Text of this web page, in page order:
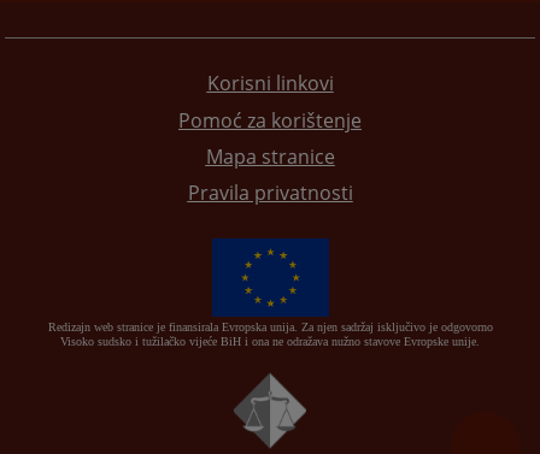
Korisni linkovi
Pomoć za korištenje
Mapa stranice
Pravila privatnosti
Redizajn web stranice je finansirala Evropska unija. Za njen sadržaj isključivo je odgovorno
Visoko sudsko i tužilačko vijeće BiH i ona ne odražava nužno stavove Evropske unije.